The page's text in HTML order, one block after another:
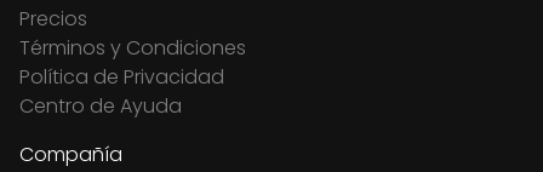
Precios
Términos y Condiciones
Política de Privacidad
Centro de Ayuda
Compañía